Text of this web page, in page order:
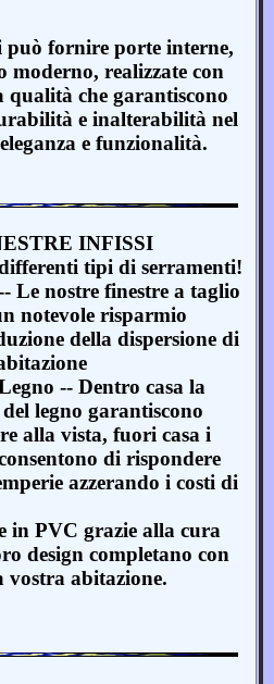
può fornire porte interne,
moderno, realizzate con
che garantiscono
e inalterabilità nel
e funzionalità.
INFISSI
tipi di serramenti!
Le nostre finestre a taglio
notevole risparmio
della dispersione di
-- Dentro casa la
legno garantiscono
alla vista, fuori casa i
di rispondere
azzerando i costi di
in PVC grazie alla cura
design completano con
vostra abitazione.